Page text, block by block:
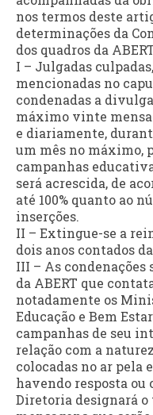
nos termos deste
determinações da
dos quadros da
I – Julgadas
mencionadas no
condenadas a
máximo vinte
e diariamente,
um mês no máximo,
campanhas
será acrescida, de
até 100% quanto ao
inserções.
II – Extingue-se a
dois anos contados
III – As condenações
da ABERT que
notadamente os
Educação e Bem
campanhas de seu
relação com a
colocadas no ar pela
havendo resposta
Diretoria designará o